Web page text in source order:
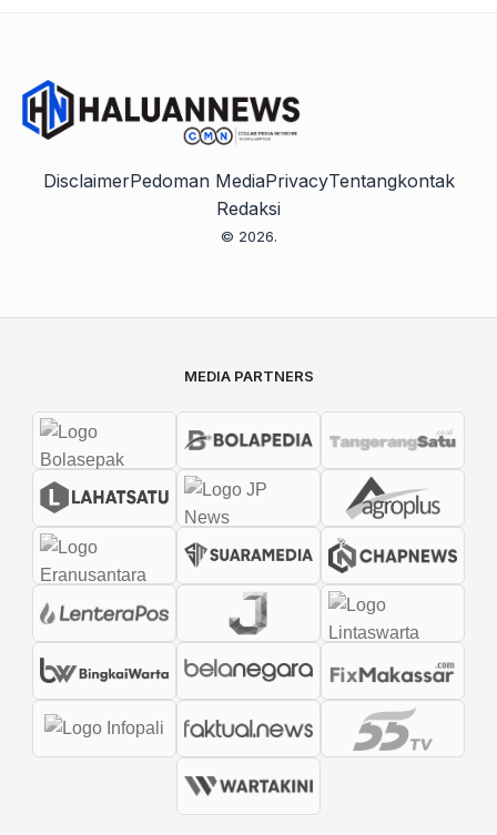
DisclaimerPedoman MediaPrivacyTentangkontak
Redaksi
© 2026.
MEDIA PARTNERS